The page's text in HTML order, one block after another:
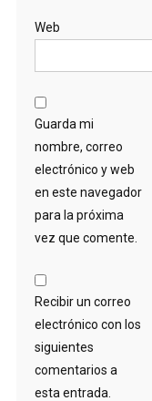
Web
Guarda mi
nombre, correo
electrónico y web
en este navegador
para la próxima
vez que comente.
Recibir un correo
electrónico con los
siguientes
comentarios a
esta entrada.